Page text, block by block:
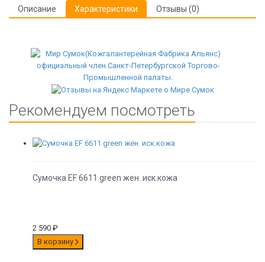
Описание Характеристики Отзывы (0)
Рекомендуем посмотреть
Сумочка EF 6611 green жен. иск.кожа
2 590 ₽
В корзину